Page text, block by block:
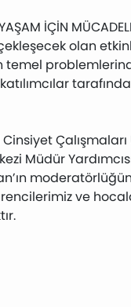
İÇİN
olan
temel
Müdür
ve